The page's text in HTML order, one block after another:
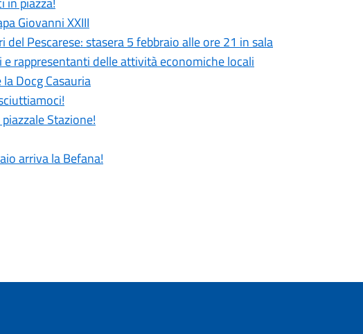
Giovanni XXIII
Pescarese: stasera 5 febbraio alle ore 21 in sala
rappresentanti delle attività economiche locali
Docg Casauria
Stazione!
arriva la Befana!